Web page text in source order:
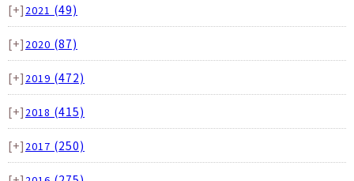
[+] 2021 (49)
[+] 2020 (87)
[+] 2019 (472)
[+] 2018 (415)
[+] 2017 (250)